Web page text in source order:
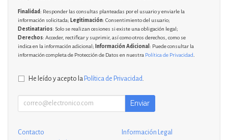
Finalidad: Responder las consultas planteadas por el usuario y enviarle la
información solicitada; Legitimación: Consentimiento del usuario;
Destinatarios: Solo se realizan cesiones si existe una obligación legal;
Derechos: Acceder, rectificar y suprimir, así como otros derechos, como se
indica en la información adicional; Información Adicional : Puede consultar la
información completa de Protección de Datos en nuestra Política de Privacidad
He leído y acepto la Política de Privacidad
Enviar
Contacto
Información Legal